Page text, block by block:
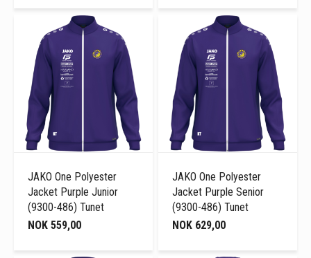
JAKO One Polyester
Jacket Purple Junior
(9300-486) Tunet
NOK 559,00
JAKO One Polyester
Jacket Purple Senior
(9300-486) Tunet
NOK 629,00